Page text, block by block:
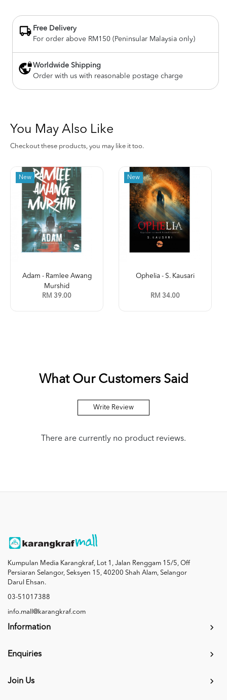
Free Delivery
For order above RM150 (Peninsular Malaysia only)
Worldwide Shipping
Order with us with reasonable postage charge
You May Also Like
Checkout these products, you may like it too.
New
Adam - Ramlee Awang
Murshid
RM 39.00
New
Ophelia - S. Kausari
RM 34.00
What Our Customers Said
Write Review
There are currently no product reviews.
Kumpulan Media Karangkraf, Lot 1, Jalan Renggam 15/5, Off
Persiaran Selangor, Seksyen 15, 40200 Shah Alam, Selangor
Darul Ehsan.
03-51017388
info.mall@karangkraf.com
Information
Enquiries
Join Us